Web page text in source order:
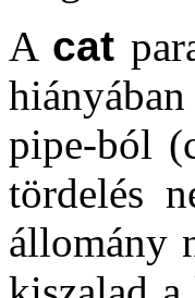
A cat
pipe-ból
tördelés
állomány